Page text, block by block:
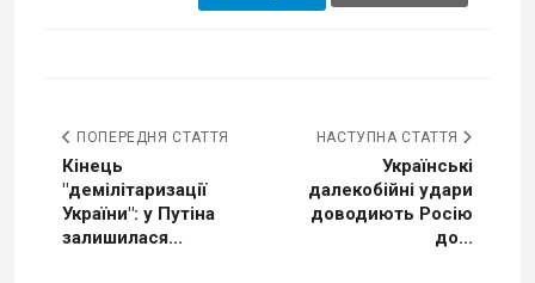
ПОПЕРЕДНЯ СТАТТЯ
Кінець
"демілітаризації
України": у Путіна
залишилася...
НАСТУПНА СТАТТЯ
Українські
далекобійні удари
доводиють Росію
до...